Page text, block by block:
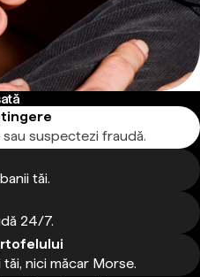
suspectezi fraudă.
tăi.
24/7.
nici măcar Morse.